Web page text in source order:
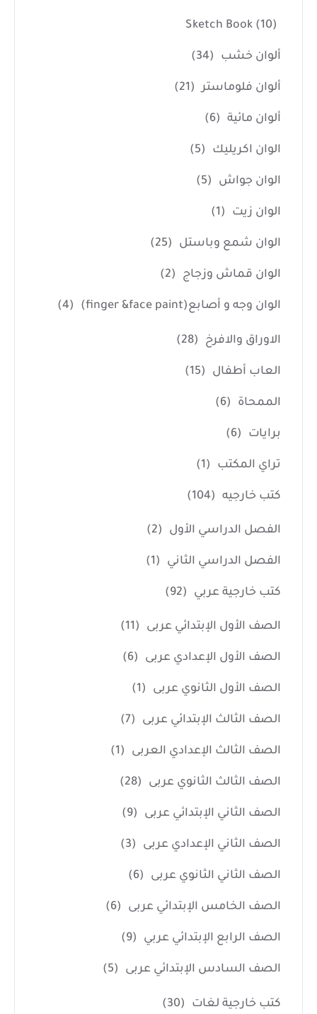
Sketch Book (10)
ألوان خشب (34)
ألوان فلوماستر (21)
ألوان مائية (6)
الوان اكريليك (5)
الوان جواش (5)
الوان زيت (1)
الوان شمع وباستل (25)
الوان قماش وزجاج (2)
الوان وجه و أصابع(finger &face paint) (4)
الاوراق والافرخ (28)
العاب أطفال (15)
الممحاة (6)
برايات (6)
تراي المكتب (1)
كتب خارجيه (104)
الفصل الدراسي الأول (2)
الفصل الدراسي الثاني (1)
كتب خارجية عربي (92)
الصف الأول الإبتدائي عربى (11)
الصف الأول الإعدادي عربى (6)
الصف الأول الثانوي عربى (1)
الصف الثالث الإبتدائي عربى (7)
الصف الثالث الإعدادي العربى (1)
الصف الثالث الثانوي عربى (28)
الصف الثاني الإبتدائي عربى (9)
الصف الثاني الإعدادي عربى (3)
الصف الثاني الثانوي عربى (6)
الصف الخامس الإبتدائي عربى (6)
الصف الرابع الإبتدائي عربي (9)
الصف السادس الإبتدائي عربى (5)
كتب خارجية لغات (30)